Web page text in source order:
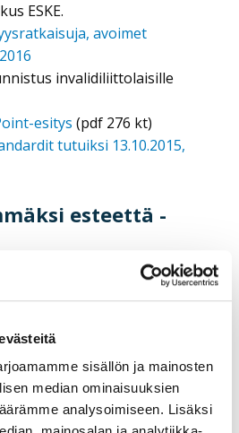
sisällön ja mainosten
median ominaisuuksien
analysoimiseen. Lisäksi
ESKE.
avoimet
invalidiliittolaisille
esitys (pdf 276 kt)
tutuiksi 13.10.2015,
esteettä -